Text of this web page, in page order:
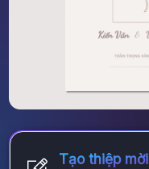
Tạo thiệp mời